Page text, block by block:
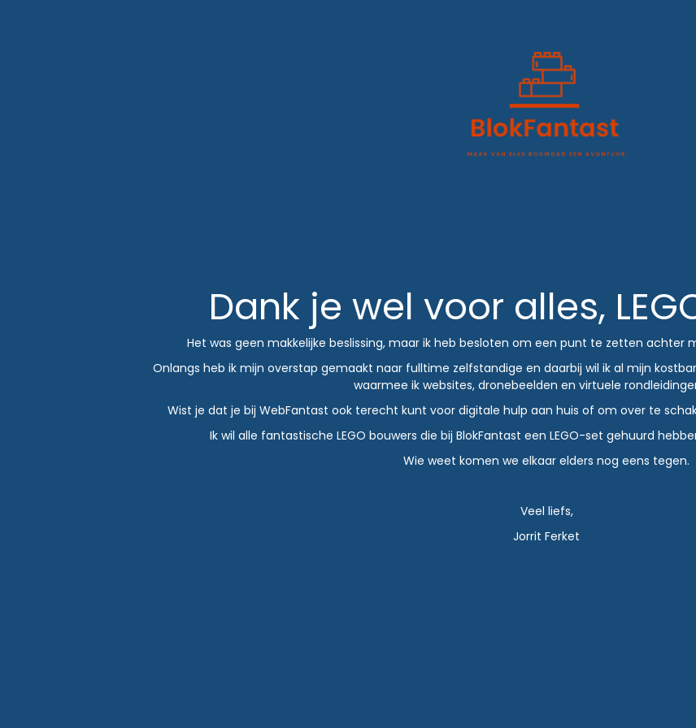
Dank je wel voor alles,
Het was geen makkelijke beslissing, maar ik heb besloten om een punt te zetten achter
Onlangs heb ik mijn overstap gemaakt naar fulltime zelfstandige en daarbij wil ik al mijn
waarmee ik websites, dronebeelden en virtuele
Wist je dat je bij WebFantast ook terecht kunt voor digitale hulp aan huis of om over te
Ik wil alle fantastische LEGO bouwers die bij BlokFantast een LEGO-set gehuurd
Wie weet komen we elkaar elders nog eens tegen.
Veel liefs,
Jorrit Ferket